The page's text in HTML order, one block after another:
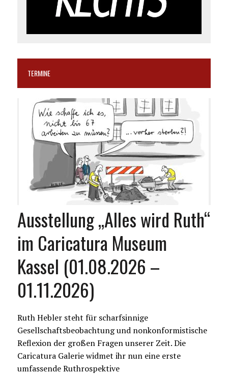
TERMINE
Ausstellung „Alles wird Ruth“
im Caricatura Museum
Kassel (01.08.2026 –
01.11.2026)
Ruth Hebler steht für scharfsinnige
Gesellschaftsbeobachtung und nonkonformistische
Reflexion der großen Fragen unserer Zeit. Die
Caricatura Galerie widmet ihr nun eine erste
umfassende Ruthrospektive